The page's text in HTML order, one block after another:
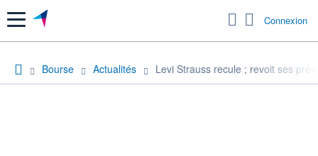
Menu Connexion
Bourse Actualités Levi Strauss recule ; revoit ses